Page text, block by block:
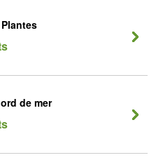
de mer